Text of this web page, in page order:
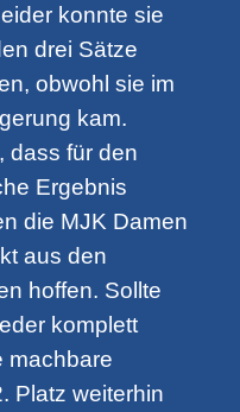
konnte sie
drei Sätze
obwohl sie im
kam.
dass für den
Ergebnis
die MJK Damen
aus den
hoffen. Sollte
komplett
machbare
Platz weiterhin